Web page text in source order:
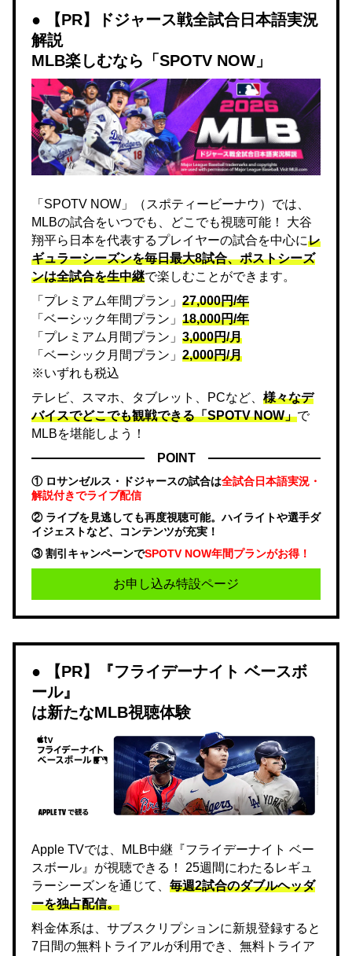
【PR】ドジャース戦全試合日本語実況
解説
MLB楽しむなら「SPOTV NOW」
「SPOTV NOW」（スポティービーナウ）では、
MLBの試合をいつでも、どこでも視聴可能！ 大谷
翔平ら日本を代表するプレイヤーの試合を中心にレ
ギュラーシーズンを毎日最大8試合、ポストシーズ
ンは全試合を生中継で楽しむことができます。
「プレミアム年間プラン」 27,000円/年
「ベーシック年間プラン」 18,000円/年
「プレミアム月間プラン」 3,000円/月
「ベーシック月間プラン」 2,000円/月
※いずれも税込
テレビ、スマホ、タブレット、PCなど、 様々なデ
バイスでどこでも観戦できる「SPOTV NOW」で
MLBを堪能しよう！
POINT
① ロサンゼルス・ドジャースの試合は全試合日本語実況・
解説付きでライブ配信
② ライブを見逃しても再度視聴可能。ハイライトや選手ダ
イジェストなど、コンテンツが充実！
③ 割引キャンペーンでSPOTV NOW年間プランがお得！
お申し込み特設ページ
【PR】『フライデーナイト ベースボ
ール』
は新たなMLB視聴体験
Apple TVでは、MLB中継『フライデーナイト ベー
スボール』が視聴できる！ 25週間にわたるレギュ
ラーシーズンを通じて、 毎週2試合のダブルヘッダ
ーを独占配信。
料金体系は、サブスクリプションに新規登録すると
7日間の無料トライアルが利用でき、無料トライア